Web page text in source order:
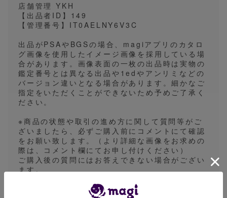
店舗管理 YKH
【出品者ID】149
【管理番号】IT0AELNY6V3C
出品がPSAやBGSの場合、magiアプリのカタロ
グ画像を使用したイメージ画像を採用している場
合があります。画像表面の一枚の出品時は実物の
鑑定番号とは異なる出品や1edやアンリミなどの
バージョン違いとなる場合があります。細かなご
指定をいただくことができないため予めご了承く
ださい。
※商品の状態や取引の進め方に関して質問等がご
ざいましたら、必ずご購入前にコメントにて確認
をお願い致します。（より詳細な画像をお求めの
際は、コメント欄にてお申し付けください）
ご購入後の質問にはお答えできない場合がござい
ます。
れ、ケースの傷等が見受けられる場合がございま